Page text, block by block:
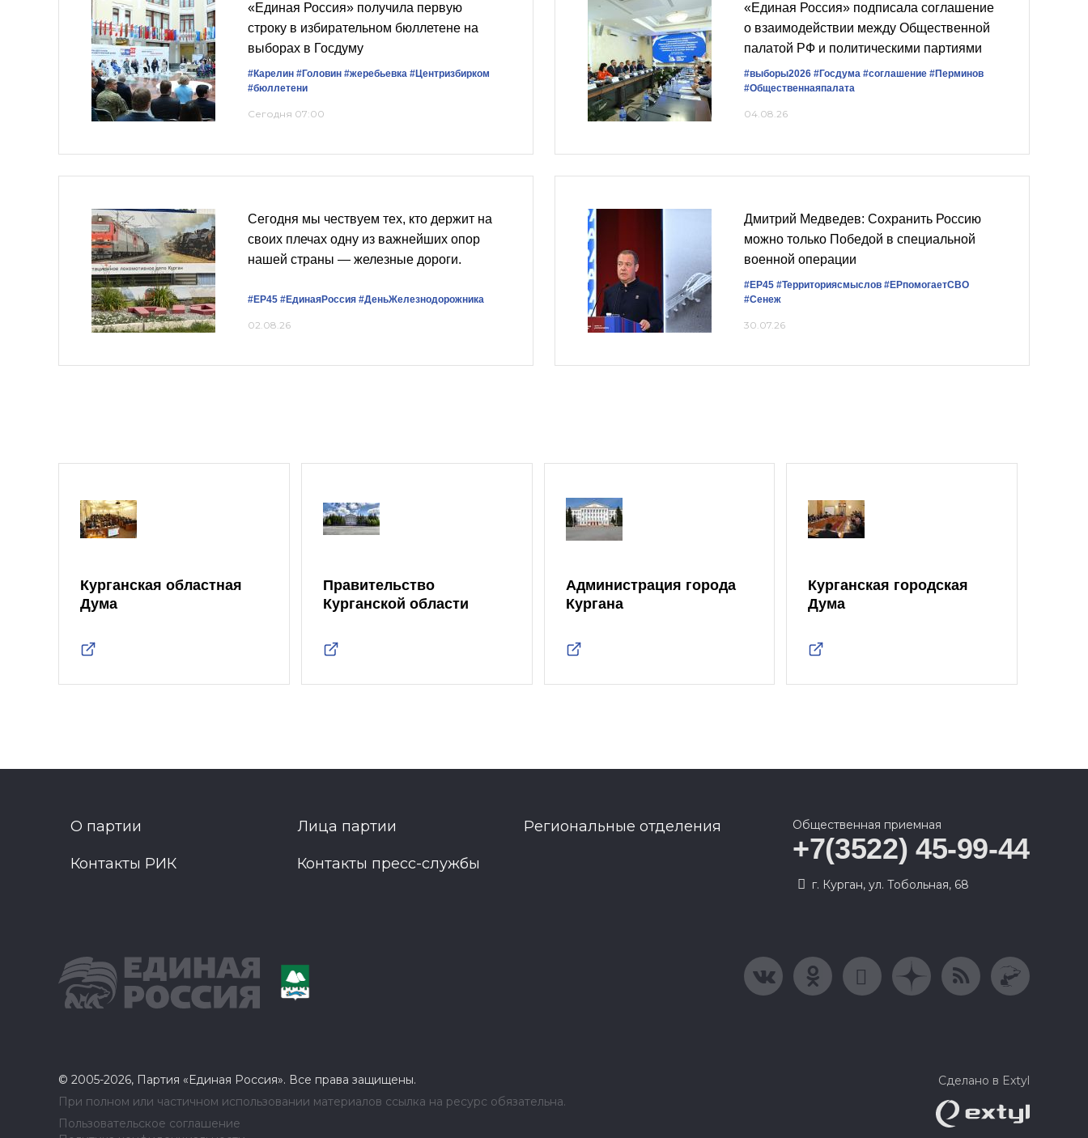
«Единая Россия» получила первую
строку в избирательном бюллетене на
выборах в Госдуму
#Карелин #Головин #жеребьевка #Центризбирком
#бюллетени
Сегодня 07:00
«Единая Россия» подписала соглашение
о взаимодействии между Общественной
палатой РФ и политическими партиями
#выборы2026 #Госдума #соглашение #Перминов
#Общественнаяпалата
04.08.26
Сегодня мы чествуем тех, кто держит на
своих плечах одну из важнейших опор
нашей страны — железные дороги.
#ЕР45 #ЕдинаяРоссия #ДеньЖелезнодорожника
02.08.26
Дмитрий Медведев: Сохранить Россию
можно только Победой в специальной
военной операции
#ЕР45 #Территориясмыслов #ЕРпомогаетСВО
#Сенеж
30.07.26
Курганская областная
Дума
Правительство
Курганской области
Администрация города
Кургана
Курганская городская
Дума
О партии Лица партии Региональные отделения
Контакты РИК Контакты пресс-службы
Общественная приемная
+7(3522) 45-99-44
г. Курган, ул. Тобольная, 68
© 2005-2026, Партия «Единая Россия». Все права защищены.
При полном или частичном использовании материалов ссылка на ресурс обязательна.
Пользовательское соглашение
Сделано в Extyl